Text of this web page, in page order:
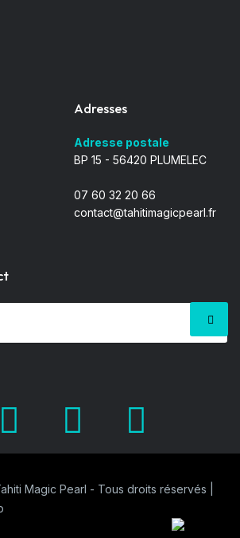
Adresses
Adresse postale
BP 15 - 56420 PLUMELEC
07 60 32 20 66
contact@tahitimagicpearl.fr
X.com
Magic Pearl - Tous droits réservés |